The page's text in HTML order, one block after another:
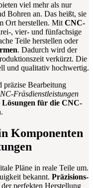
viel mehr als nur
Bohren an. Das heißt, sie
Ort herstellen. Mit CNC-
, vier- und fünfachsige
Teile herstellen oder
. Dadurch wird der
verkürzt. Die
und qualitativ hochwertig.
präzise Bearbeitung
Fräsdienstleistungen
Lösungen für die CNC-
Komponenten
Pläne in reale Teile um.
bekannt. Präzisions-
perfekten Herstellung